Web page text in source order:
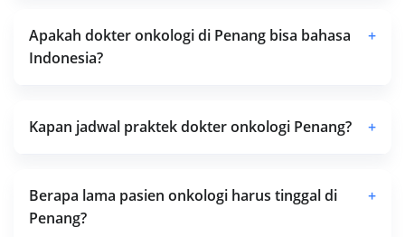
Apakah dokter onkologi di Penang bisa bahasa
Indonesia?
+
Kapan jadwal praktek dokter onkologi Penang? +
Berapa lama pasien onkologi harus tinggal di
Penang?
+